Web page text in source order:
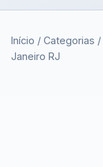
Início / Categorias /
Janeiro RJ